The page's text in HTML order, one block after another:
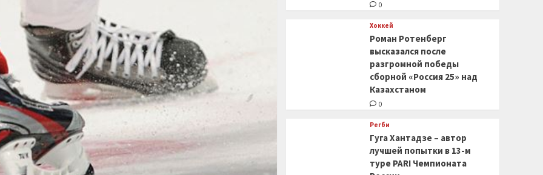
0
Хоккей
Роман Ротенберг
высказался после
разгромной победы
сборной «Россия 25» над
Казахстаном
0
Регби
Гуга Хантадзе – автор
лучшей попытки в 13-м
туре PARI Чемпионата